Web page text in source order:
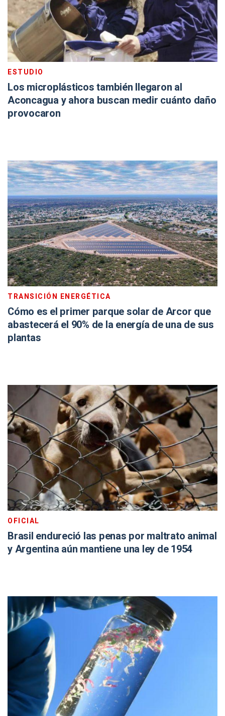
ESTUDIO
Los microplásticos también llegaron al
Aconcagua y ahora buscan medir cuánto daño
provocaron
TRANSICIÓN ENERGÉTICA
Cómo es el primer parque solar de Arcor que
abastecerá el 90% de la energía de una de sus
plantas
OFICIAL
Brasil endureció las penas por maltrato animal
y Argentina aún mantiene una ley de 1954